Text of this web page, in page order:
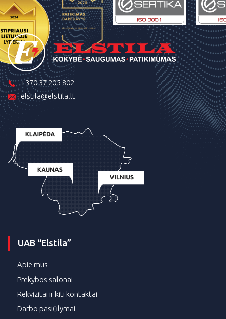
+370 37 205 802
elstila@elstila.lt
UAB “Elstila”
Apie mus
Prekybos salonai
Rekvizitai ir kiti kontaktai
Darbo pasiūlymai